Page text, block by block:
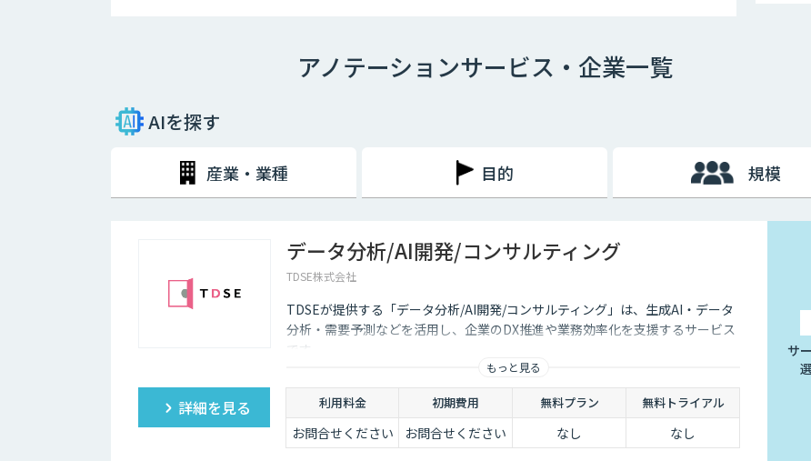
アノテーションサービス・企業一覧
AIを探す
産業・業種 目的 規模
データ分析/AI開発/コンサルティング
TDSE株式会社
TDSEが提供する「データ分析/AI開発/コンサルティング」は、生成AI・データ
分析・需要予測などを活用し、企業のDX推進や業務効率化を支援するサービス
です。
もっと見る
詳細を見る 利用料金 初期費用 無料プラン 無料トライアル
お問合せください お問合せください なし なし
サ